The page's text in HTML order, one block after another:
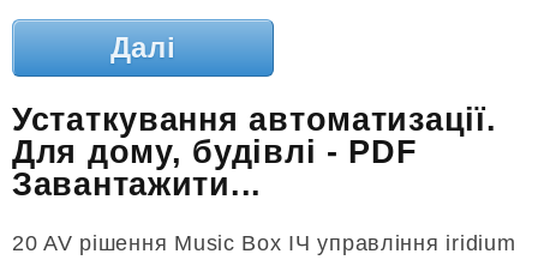
Далі
Устаткування автоматизації.
Для дому, будівлі - PDF
Завантажити...
20 AV рішення Music Box ІЧ управління iridium